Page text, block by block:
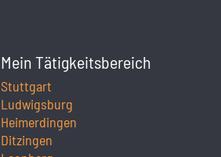
Mein Tätigkeitsbereich
Stuttgart
Ludwigsburg
Heimerdingen
Ditzingen